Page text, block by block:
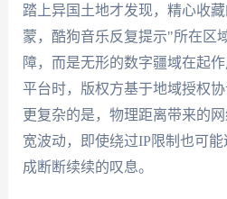
踏上异国土地才发现，精心收
蒙，酷狗音乐反复提示"所在区
障，而是无形的数字疆域在起
平台时，版权方基于地域授权协
更复杂的是，物理距离带来的
宽波动，即使绕过IP限制也可
成断断续续的叹息。